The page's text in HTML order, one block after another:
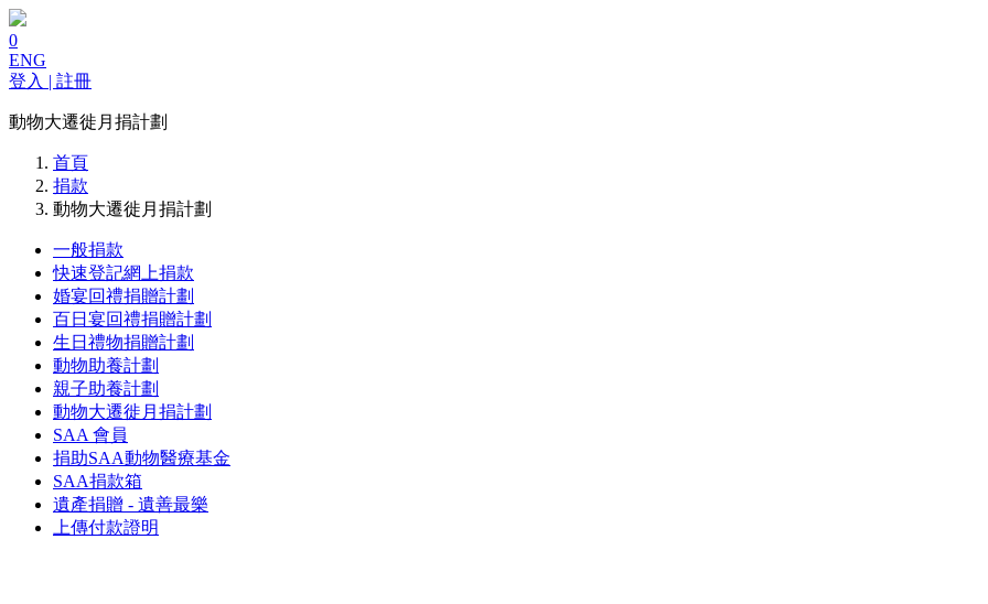
0
ENG
登入 | 註冊
動物大遷徙月捐計劃
首頁
捐款
動物大遷徙月捐計劃
一般捐款
快速登記網上捐款
婚宴回禮捐贈計劃
百日宴回禮捐贈計劃
生日禮物捐贈計劃
動物助養計劃
親子助養計劃
動物大遷徙月捐計劃
SAA 會員
捐助SAA動物醫療基金
SAA捐款箱
遺產捐贈 - 遺善最樂
上傳付款證明